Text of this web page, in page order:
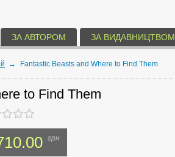
ЗА АВТОРОМ ЗА ВИДАВНИЦТВОМ
→ Fantastic Beasts and Where to Find Them
to Find Them
грн